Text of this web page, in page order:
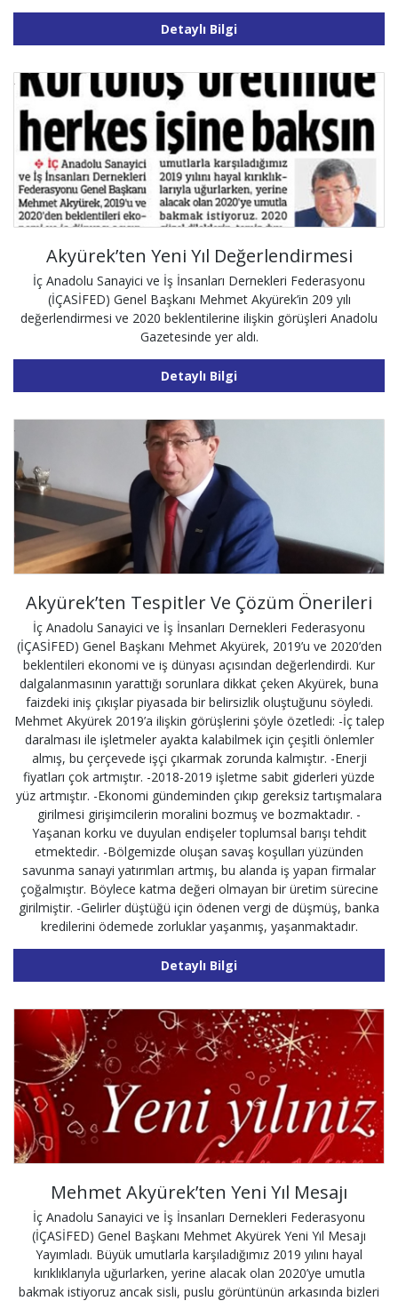
Detaylı Bilgi
Akyürek’ten Yeni Yıl Değerlendirmesi
İç Anadolu Sanayici ve İş İnsanları Dernekleri Federasyonu
(İÇASİFED) Genel Başkanı Mehmet Akyürek’in 209 yılı
değerlendirmesi ve 2020 beklentilerine ilişkin görüşleri Anadolu
Gazetesinde yer aldı.
Detaylı Bilgi
Akyürek’ten Tespitler Ve Çözüm Önerileri
İç Anadolu Sanayici ve İş İnsanları Dernekleri Federasyonu
(İÇASİFED) Genel Başkanı Mehmet Akyürek, 2019’u ve 2020’den
beklentileri ekonomi ve iş dünyası açısından değerlendirdi. Kur
dalgalanmasının yarattığı sorunlara dikkat çeken Akyürek, buna
faizdeki iniş çıkışlar piyasada bir belirsizlik oluştuğunu söyledi.
Mehmet Akyürek 2019’a ilişkin görüşlerini şöyle özetledi: -İç talep
daralması ile işletmeler ayakta kalabilmek için çeşitli önlemler
almış, bu çerçevede işçi çıkarmak zorunda kalmıştır. -Enerji
fiyatları çok artmıştır. -2018-2019 işletme sabit giderleri yüzde
yüz artmıştır. -Ekonomi gündeminden çıkıp gereksiz tartışmalara
girilmesi girişimcilerin moralini bozmuş ve bozmaktadır. -
Yaşanan korku ve duyulan endişeler toplumsal barışı tehdit
etmektedir. -Bölgemizde oluşan savaş koşulları yüzünden
savunma sanayi yatırımları artmış, bu alanda iş yapan firmalar
çoğalmıştır. Böylece katma değeri olmayan bir üretim sürecine
girilmiştir. -Gelirler düştüğü için ödenen vergi de düşmüş, banka
kredilerini ödemede zorluklar yaşanmış, yaşanmaktadır.
Detaylı Bilgi
Mehmet Akyürek’ten Yeni Yıl Mesajı
İç Anadolu Sanayici ve İş İnsanları Dernekleri Federasyonu
(İÇASİFED) Genel Başkanı Mehmet Akyürek Yeni Yıl Mesajı
Yayımladı. Büyük umutlarla karşıladığımız 2019 yılını hayal
kırıklıklarıyla uğurlarken, yerine alacak olan 2020’ye umutla
bakmak istiyoruz ancak sisli, puslu görüntünün arkasında bizleri